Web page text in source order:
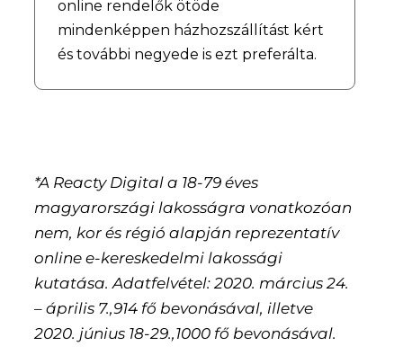
online rendelők ötöde
mindenképpen házhozszállítást kért
és további negyede is ezt preferálta.
*A Reacty Digital a 18-79 éves
magyarországi lakosságra vonatkozóan
nem, kor és régió alapján reprezentatív
online e-kereskedelmi lakossági
kutatása. Adatfelvétel: 2020. március 24.
– április 7.,914 fő bevonásával, illetve
2020. június 18-29.,1000 fő bevonásával.